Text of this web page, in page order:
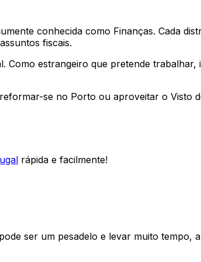
conhecida como Finanças. Cada
fiscais.
Como estrangeiro que pretende
se no Porto ou aproveitar o Visto
rápida e facilmente!
ser um pesadelo e levar muito tempo,